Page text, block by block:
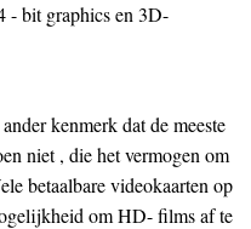
- bit graphics en 3D-
kenmerk dat de meeste
niet , die het vermogen om
betaalbare videokaarten op
om HD- films af te